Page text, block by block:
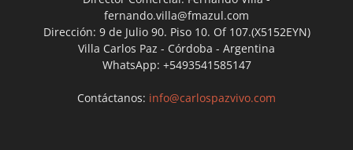
fernando.villa@fmazul.com
Dirección: 9 de Julio 90. Piso 10. Of 107.(X5152EYN)
Villa Carlos Paz - Córdoba - Argentina
WhatsApp: +5493541585147
Contáctanos: info@carlospazvivo.com